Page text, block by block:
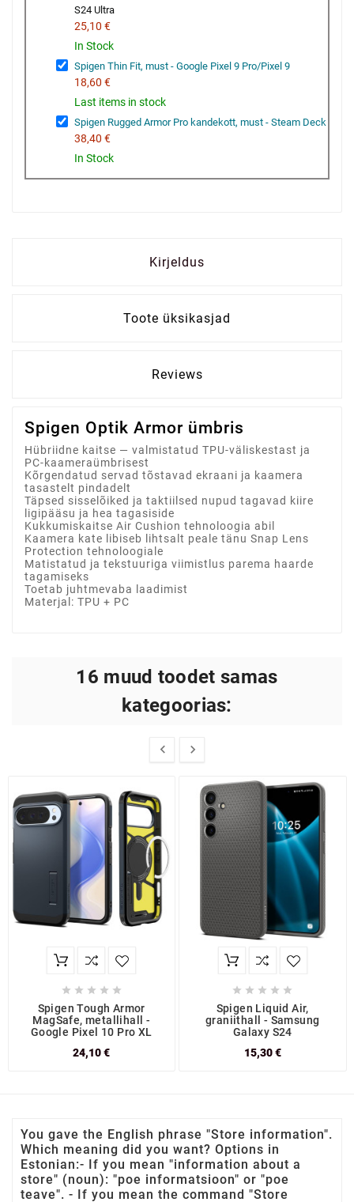
S24 Ultra
25,10 €
In Stock
Spigen Thin Fit, must - Google Pixel 9 Pro/Pixel 9
18,60 €
Last items in stock
Spigen Rugged Armor Pro kandekott, must - Steam Deck
38,40 €
In Stock
Kirjeldus
Toote üksikasjad
Reviews
Spigen Optik Armor ümbris
Hübriidne kaitse — valmistatud TPU-väliskestast ja
PC-kaameraümbrisest
Kõrgendatud servad tõstavad ekraani ja kaamera
tasastelt pindadelt
Täpsed sisselõiked ja taktiilsed nupud tagavad kiire
ligipääsu ja hea tagasiside
Kukkumiskaitse Air Cushion tehnoloogia abil
Kaamera kate libiseb lihtsalt peale tänu Snap Lens
Protection tehnoloogiale
Matistatud ja tekstuuriga viimistlus parema haarde
tagamiseks
Toetab juhtmevaba laadimist
Materjal: TPU + PC
16 muud toodet samas
kategoorias:
 
    
Spigen Tough Armor
MagSafe, metallihall -
Google Pixel 10 Pro XL
24,10 €
    
Spigen Liquid Air,
graniithall - Samsung
Galaxy S24
15,30 €
You gave the English phrase "Store information".
Which meaning did you want? Options in
Estonian:- If you mean "information about a
store" (noun): "poe informatsioon" or "poe
teave". - If you mean the command "Store